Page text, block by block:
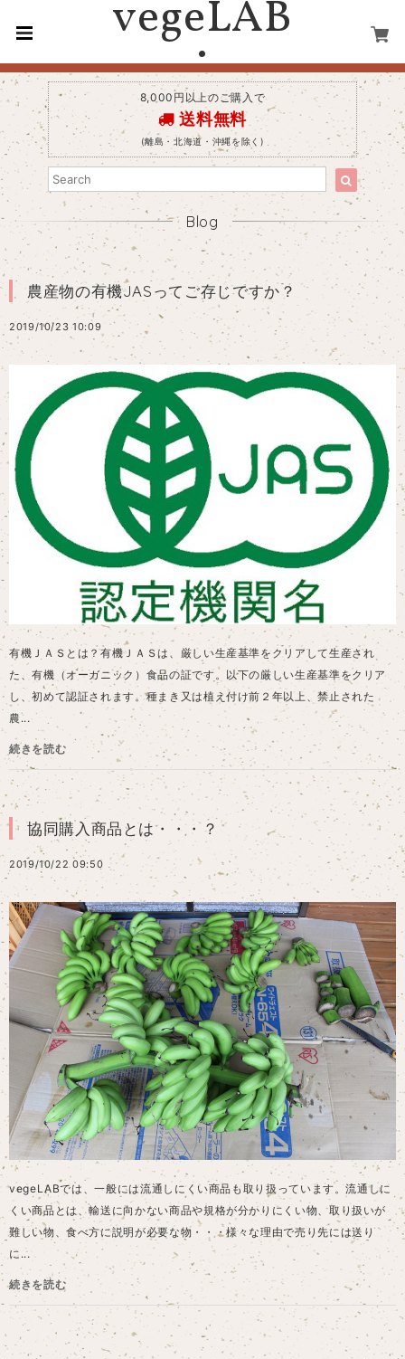
vegeLAB
.
8,000円以上のご購入で
送料無料
(離島・北海道・沖縄を除く)
Blog
農産物の有機JASってご存じですか？
2019/10/23 10:09
有機ＪＡＳとは？有機ＪＡＳは、厳しい生産基準をクリアして生産され
た、有機（オーガニック）食品の証です。以下の厳しい生産基準をクリア
し、初めて認証されます。種まき又は植え付け前２年以上、禁止された
農...
続きを読む
協同購入商品とは・・・？
2019/10/22 09:50
vegeLABでは、一般には流通しにくい商品も取り扱っています。流通しに
くい商品とは、輸送に向かない商品や規格が分かりにくい物、取り扱いが
難しい物、食べ方に説明が必要な物・・・様々な理由で売り先には送り
に...
続きを読む